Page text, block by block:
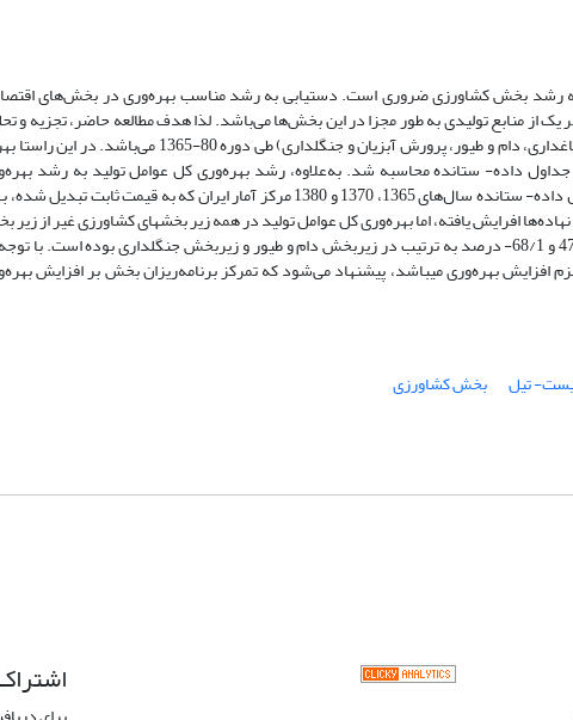
به رشد بخش کشاورزی ضروری ‌است. دستیابی به رشد مناسب بهره‌وری در بخش‌های
از منابع تولیدی به طور مجزا در این بخش‌ها می‌باشد. لذا هدف مطالعه حاضر، تجزیه و
بهره‌‌وری عوامل تولید در بخش‌کشاورزی ایران به تفکیک زیر بخش‌های آن (زراعت و باغداری، دام و طیور، پرورش آبزیان و جنگلداری) طی دوره 80-1365
داده- ستانده محاسبه شد. به‌علاوه، رشد بهره‌وری کل عوامل تولید به رشد
نهاده‌های نیروی‌کار، سرمایه، زمین و عوامل واسطه تجزیه شد. به این منظور از جداول داده- ستانده سال‌های 1365، 1370 و 1380 مرکز آمار ایران که به قیمت ثابت
افرایش یافته، اما بهره‌وری کل عوامل تولید در همه زیر بخشهای کشاورزی غیر از
دام و طیور، کاهش یافته است. بیشترین و کمترین رشد سالیانه بهره‌وری معادل 47/1 و 68/1- درصد به ترتیب در زیربخش دام و طیور و زیربخش جنگلداری بوده است. با
بهره‌وری میباشد، پیشنهاد می‌شود که تمرکز برنامه‌ریزان بخش بر افزایش
تیل
بخش کشاورزی